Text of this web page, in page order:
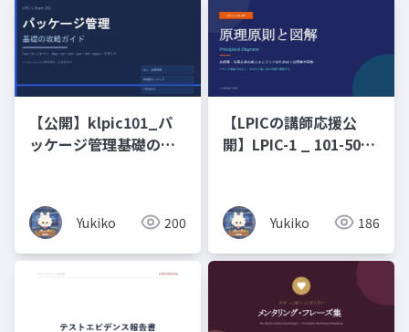
【公開】klpic101_パ
ッケージ管理基礎の攻
Yukiko 200
【LPICの講師応援公
開】LPIC-1 _ 101-500
ンジニアのための 7 日
間集中研修）コマンド
暗記ではなく、なぜそ
う動くのかを図で理解
Yukiko 186